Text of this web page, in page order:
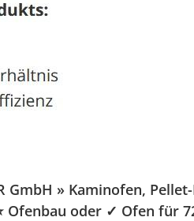
GmbH » Kaminofen,
oder ✓ Ofen für